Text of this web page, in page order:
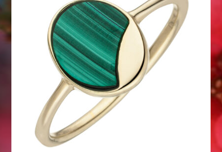
Shop
Valentinstag
Valentinstag 2016